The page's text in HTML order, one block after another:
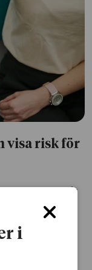
visa risk för
flera år
blodtryck och
Karolinska
i